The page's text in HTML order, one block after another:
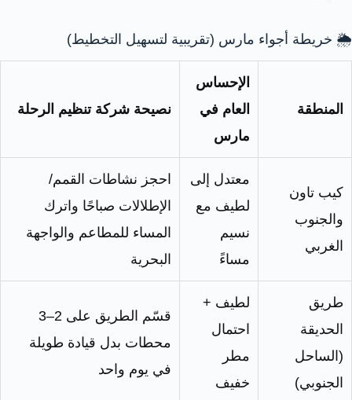
🌦️ خريطة أجواء مارس (تقريبية لتسهيل التخطيط)
المنطقة
الإحساس
العام في
مارس
نصيحة شركة تنظيم الرحلة
كيب تاون
والجنوب
الغربي
معتدل إلى
لطيف مع
نسيم
مساءً
احجز نشاطات القمم/
الإطلالات صباحًا واترك
المساء للمطاعم والواجهة
البحرية
طريق
الحديقة
(الساحل
الجنوبي)
لطيف +
احتمال
مطر
خفيف
قسّم الطريق على 2–3
محطات بدل قيادة طويلة
في يوم واحد